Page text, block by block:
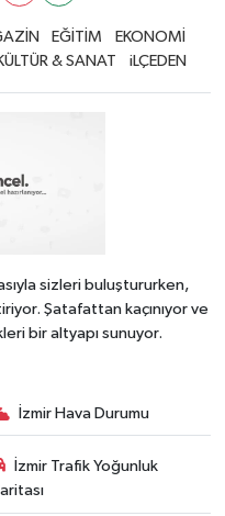
EĞİTİM
EKONOMİ
& SANAT iLÇEDEN
sizleri buluştururken,
Şatafattan kaçınıyor ve
bir altyapı sunuyor.
İzmir Hava Durumu
İzmir Trafik Yoğunluk